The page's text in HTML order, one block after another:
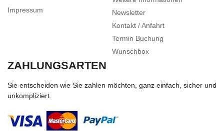
Impressum
Newsletter
Kontakt / Anfahrt
Termin Buchung
Wunschbox
ZAHLUNGSARTEN
Sie entscheiden wie Sie zahlen möchten, ganz einfach, sicher und
unkompliziert.